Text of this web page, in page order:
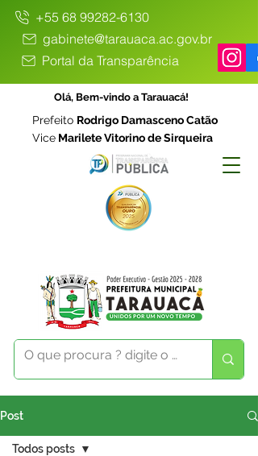
+55 68 99282-6130
gabinete@tarauaca.ac.gov.br
Portal da Transparência
Olá, Bem-vindo a Tarauacá!
Prefeito Rodrigo Damasceno Catão
Vice Marilete Vitorino de Sirqueira
Post
Todos posts